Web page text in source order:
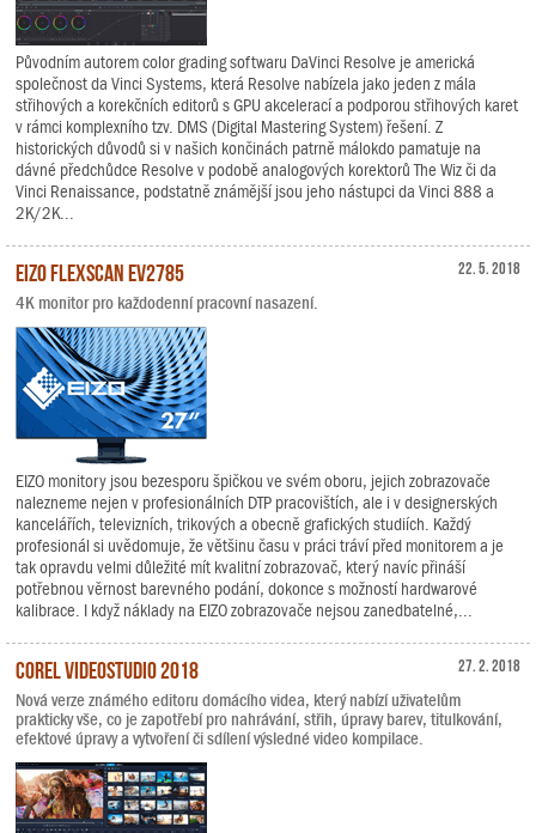
Původním autorem color grading softwaru DaVinci Resolve je americká
společnost da Vinci Systems, která Resolve nabízela jako jeden z mála
střihových a korekčních editorů s GPU akcelerací a podporou střihových karet
v rámci komplexního tzv. DMS (Digital Mastering System) řešení. Z
historických důvodů si v našich končinách patrně málokdo pamatuje na
dávné předchůdce Resolve v podobě analogových korektorů The Wiz či da
Vinci Renaissance, podstatně známější jsou jeho nástupci da Vinci 888 a
2K/2K...
22. 5. 2018
EIZO FlexScan EV2785
4K monitor pro každodenní pracovní nasazení.
EIZO monitory jsou bezesporu špičkou ve svém oboru, jejich zobrazovače
nalezneme nejen v profesionálních DTP pracovištích, ale i v designerských
kancelářích, televizních, trikových a obecně grafických studiích. Každý
profesionál si uvědomuje, že většinu času v práci tráví před monitorem a je
tak opravdu velmi důležité mít kvalitní zobrazovač, který navíc přináší
potřebnou věrnost barevného podání, dokonce s možností hardwarové
kalibrace. I když náklady na EIZO zobrazovače nejsou zanedbatelné,...
27. 2. 2018
Corel VideoStudio 2018
Nová verze známého editoru domácího videa, který nabízí uživatelům
prakticky vše, co je zapotřebí pro nahrávání, střih, úpravy barev, titulkování,
efektové úpravy a vytvoření či sdílení výsledné video kompilace.